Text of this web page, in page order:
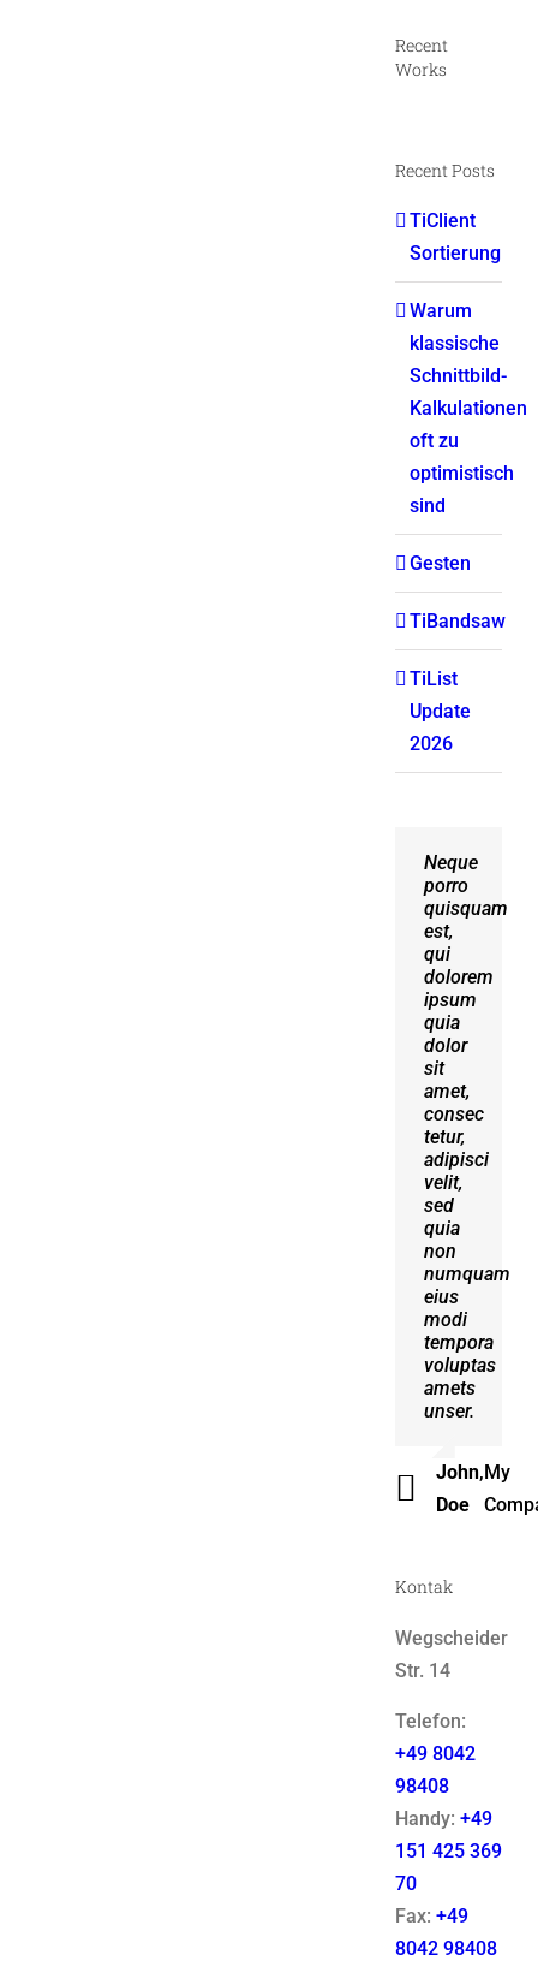
Recent
Works
Recent Posts
TiClient
Sortierung
Warum
klassische
Schnittbild-
Kalkulationen
oft zu
optimistisch
sind
Gesten
TiBandsaw
TiList
Update
2026
Neque
porro
quisquam
est,
qui
dolorem
ipsum
quia
dolor
sit
amet,
consec
tetur,
adipisci
velit,
sed
quia
non
numquam
eius
modi
tempora
voluptas
amets
unser.
John
Doe
, My
Aliquam
erat
volutpat.
Quisque
at est
id
ligula
facilisis
laoreet
eget
pulvinar
nibh.
Suspendisse
at
ultrices
dui.
Curabitur
ac
felis
arcu
sadips
ipsums
fugiats
nemis.
Beck
Kontak
Wegscheider
Str. 14
Telefon:
+49 8042
98408
Handy: +49
151 425 369
70
Fax: +49
8042 98408